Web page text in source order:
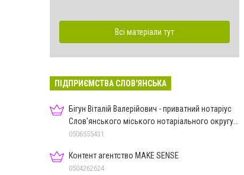
Всі матеріали тут
ПІДПРИЄМСТВА СЛОВ'ЯНСЬКА
Бігун Віталій Валерійович - приватний нотаріус
Слов'янського міського нотаріального округу
Дон.обл.
0506555431
Контент агентство MAKE SENSE
0504262624